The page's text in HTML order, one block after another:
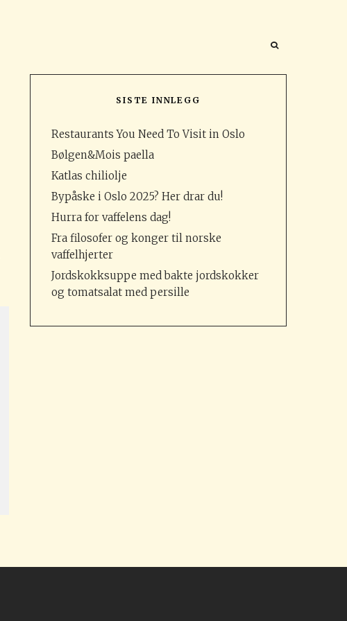
SISTE INNLEGG
Restaurants You Need To Visit in Oslo
Bølgen&Mois paella
Katlas chiliolje
Bypåske i Oslo 2025? Her drar du!
Hurra for vaffelens dag!
Fra filosofer og konger til norske
vaffelhjerter
Jordskokksuppe med bakte jordskokker
og tomatsalat med persille